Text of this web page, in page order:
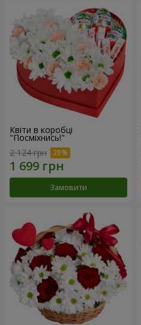
Квіти в коробці
"Посміхнись!"
2 124 грн
Замовити